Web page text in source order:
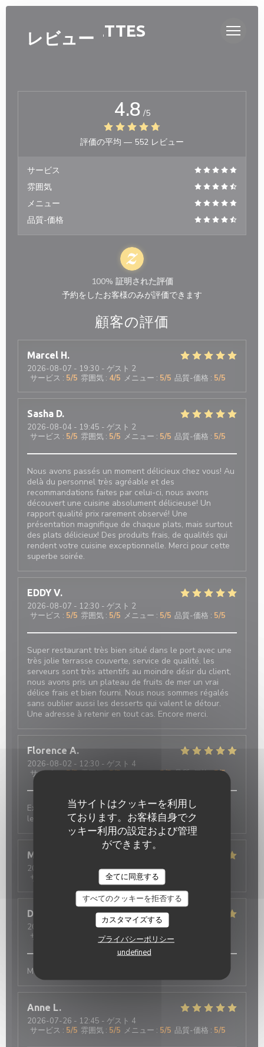
クッキー利用の管理について
当サイトはクッキーを利用し
ております。お客様自身でク
ッキー利用の設定および管理
ができます。
全てに同意する
すべてのクッキーを拒否する
カスタマイズする
プライバシーポリシー
undefined
OH ! MOUETTES
レビュー
顧客の評価
Marcel H
2026-08-07 - 19:30 - ゲスト 2
サービス : 5/5 雰囲気 : 4/5 メニュー : 5/5 品質-価格 : 5/5
Sasha D
2026-08-04 - 19:45 - ゲスト 2
サービス : 5/5 雰囲気 : 5/5 メニュー : 5/5 品質-価格 : 5/5
Nous avons passés un moment délicieux chez vous! Au
delà du personnel très agréable et des
recommandations faites par celui-ci, nous avons
découvert une cuisine absolument délicieuse! Un
rapport qualité prix rarement observé! Une
présentation magnifique de chaque plats, mais surtout
des plats délicieux! Des produits frais, de qualités qui
rendent votre cuisine exceptionnelle. Merci pour cette
superbe soirée.
EDDY V
2026-08-07 - 12:30 - ゲスト 2
サービス : 5/5 雰囲気 : 5/5 メニュー : 5/5 品質-価格 : 5/5
Super restaurant très bien situé dans le port avec une
très jolie terrasse couverte, service de qualité, les
serveurs sont très attentifs au moindre désir du client,
nous avons pris un plateau de fruits de mer un vrai
délice frais et bien fourni. Nous nous sommes régalés
sans oublier aussi les desserts qui valent le détour.
Une adresse à retenir en tout cas. Encore merci.
Florence A
2026-08-02 - 12:30 - ゲスト 4
サービス:5/5 雰囲気:5/5 メニュー:5/5 品質-価格:5/5
Excellent restaurant, Les produits sont très frais Nous
le recommandons a 100%
Marianne
2026-08-02
- 12:45 - ゲスト 4
サービス
:5/5 メニュー:
Dries
2026-07-28
- 12:00 - ゲスト 2
サービス
雰囲気:5 /5 メニュー: 5 /5
Menu gourmand était excellent. Je recommande fort.
Anne L
2026-07-26 - 12:45 - ゲスト 4
サービス : 5/5 雰囲気 : 5/5 メニュー : 5/5 品質-価格 : 5/5
4.8 /5
評価の平均 — 552 レビュー
サービス
雰囲気
メニュー
品質-価格
100% 証明された評価
予約をしたお客様のみが評価できます
Oh ! MOUETTES